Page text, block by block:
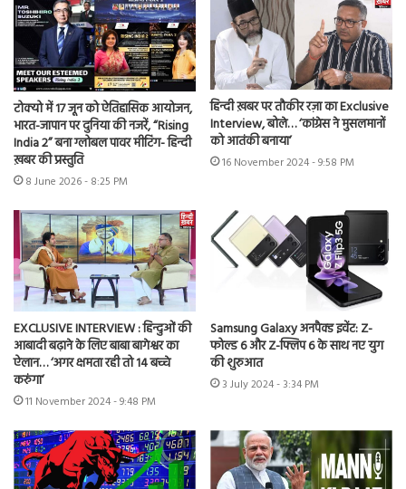
टोक्यो में 17 जून को ऐतिहासिक आयोजन,
भारत-जापान पर दुनिया की नजरें, “Rising
India 2” बना ग्लोबल पावर मीटिंग- हिन्दी
ख़बर की प्रस्तुति
8 June 2026 - 8:25 PM
हिन्दी ख़बर पर तौकीर रज़ा का Exclusive
Interview, बोले… ‘कांग्रेस ने मुसलमानों
को आतंकी बनाया’
16 November 2024 - 9:58 PM
EXCLUSIVE INTERVIEW : हिन्दुओं की
आबादी बढ़ाने के लिए बाबा बागेश्वर का
ऐलान… ‘अगर क्षमता रही तो 14 बच्चे
करुंगा’
11 November 2024 - 9:48 PM
Samsung Galaxy अनपैक्ड इवेंट: Z-
फोल्ड 6 और Z-फ्लिप 6 के साथ नए युग
की शुरुआत
3 July 2024 - 3:34 PM